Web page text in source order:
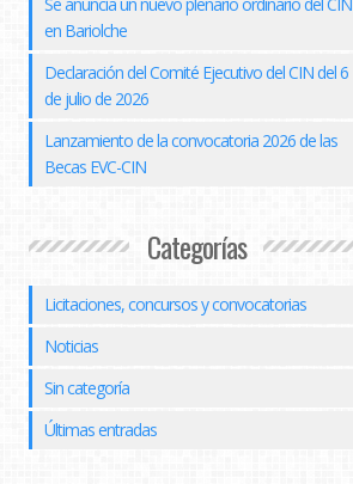
en Bariolche
Declaración del Comité Ejecutivo del CIN del 6
de julio de 2026
Lanzamiento de la convocatoria 2026 de las
Becas EVC-CIN
Categorías
Licitaciones, concursos y convocatorias
Noticias
Sin categoría
Últimas entradas